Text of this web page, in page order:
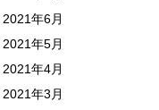
2021年6月
2021年5月
2021年4月
2021年3月